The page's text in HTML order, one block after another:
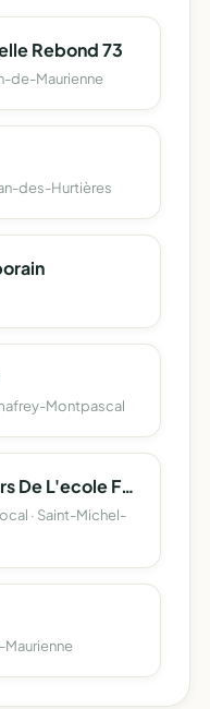
Rebond 73
de-Maurienne
des-Hurtières
Montpascal
Association Des Moniteurs De L'ecole Francaise De Mountainboard (Club Efmb)
· Saint-Michel-
Maurienne